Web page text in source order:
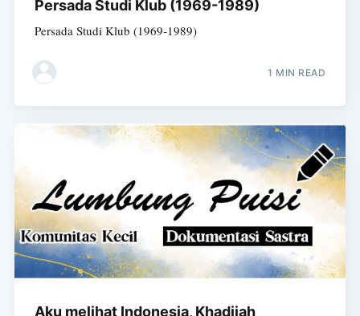
Persada Studi Klub (1969-1989)
Persada Studi Klub (1969-1989)
1 MIN READ
Aku melihat Indonesia, Khadijah